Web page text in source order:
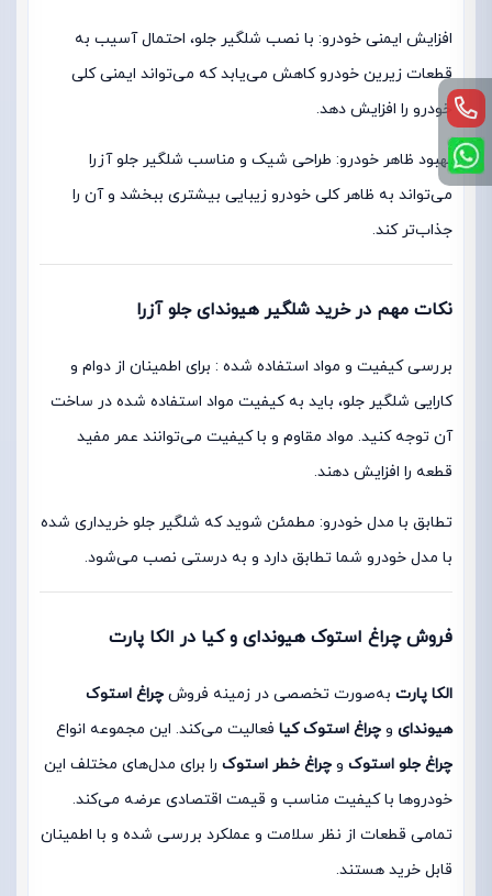
افزایش ایمنی خودرو: با نصب شلگیر جلو، احتمال آسیب به
قطعات زیرین خودرو کاهش می‌یابد که می‌تواند ایمنی کلی
خودرو را افزایش دهد.
بهبود ظاهر خودرو: طراحی شیک و مناسب شلگیر جلو آزرا
می‌تواند به ظاهر کلی خودرو زیبایی بیشتری ببخشد و آن را
جذاب‌تر کند.
نکات مهم در خرید شلگیر هیوندای جلو آزرا
بررسی کیفیت و مواد استفاده شده : برای اطمینان از دوام و
کارایی شلگیر جلو، باید به کیفیت مواد استفاده شده در ساخت
آن توجه کنید. مواد مقاوم و با کیفیت می‌توانند عمر مفید
قطعه را افزایش دهند.
تطابق با مدل خودرو: مطمئن شوید که شلگیر جلو خریداری شده
با مدل خودرو شما تطابق دارد و به درستی نصب می‌شود.
فروش چراغ استوک هیوندای و کیا در الکا پارت
الکا پارت به‌صورت تخصصی در زمینه فروش چراغ استوک
هیوندای و چراغ استوک کیا فعالیت می‌کند. این مجموعه انواع
چراغ جلو استوک و چراغ خطر استوک را برای مدل‌های مختلف این
خودروها با کیفیت مناسب و قیمت اقتصادی عرضه می‌کند.
تمامی قطعات از نظر سلامت و عملکرد بررسی شده و با اطمینان
قابل خرید هستند.